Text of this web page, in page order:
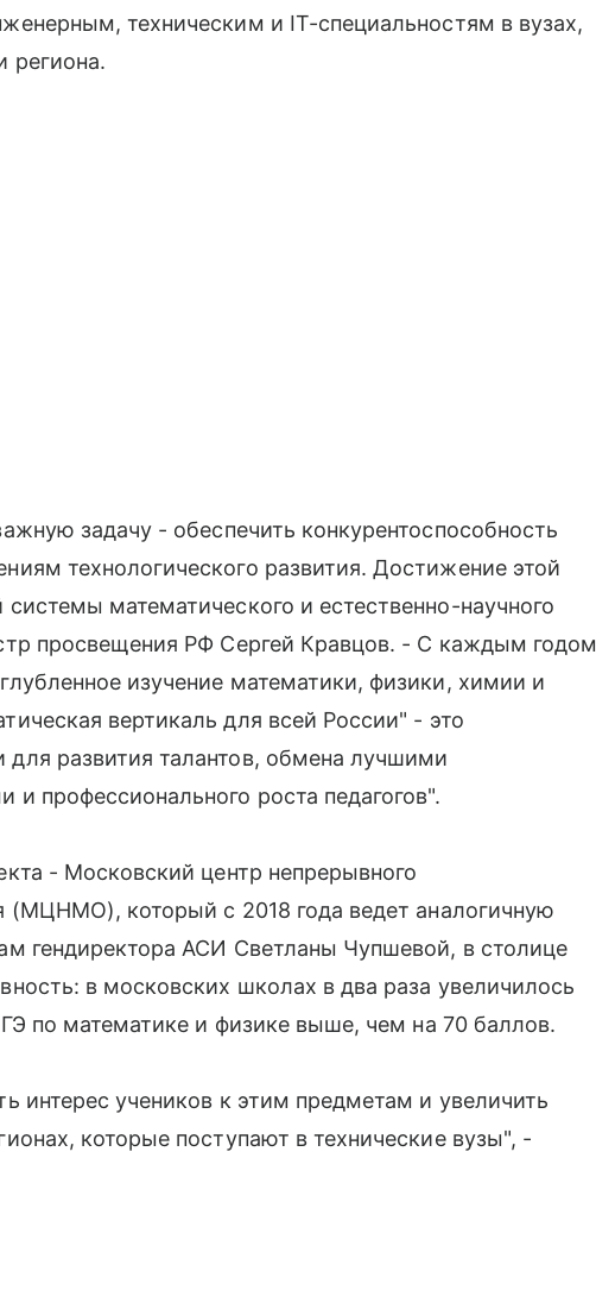
техническим и IT-специальностям в вузах,
региона.
задачу - обеспечить конкурентоспособность
технологического развития. Достижение этой
математического и естественно-научного
просвещения РФ Сергей Кравцов. - С каждым годом
изучение математики, физики, химии и
вертикаль для всей России" - это
развития талантов, обмена лучшими
и профессионального роста педагогов".
- Московский центр непрерывного
(МЦНМО), который с 2018 года ведет аналогичную
гендиректора АСИ Светланы Чупшевой, в столице
в московских школах в два раза увеличилось
по математике и физике выше, чем на 70 баллов.
интерес учеников к этим предметам и увеличить
которые поступают в технические вузы", -